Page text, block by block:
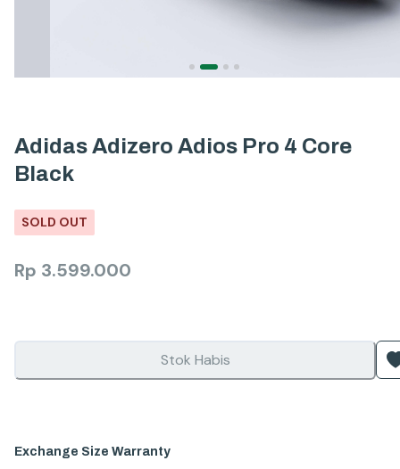
Adidas Adizero Adios Pro 4 Core
Black
SOLD OUT
Rp 3.599.000
Stok Habis
Exchange Size Warranty